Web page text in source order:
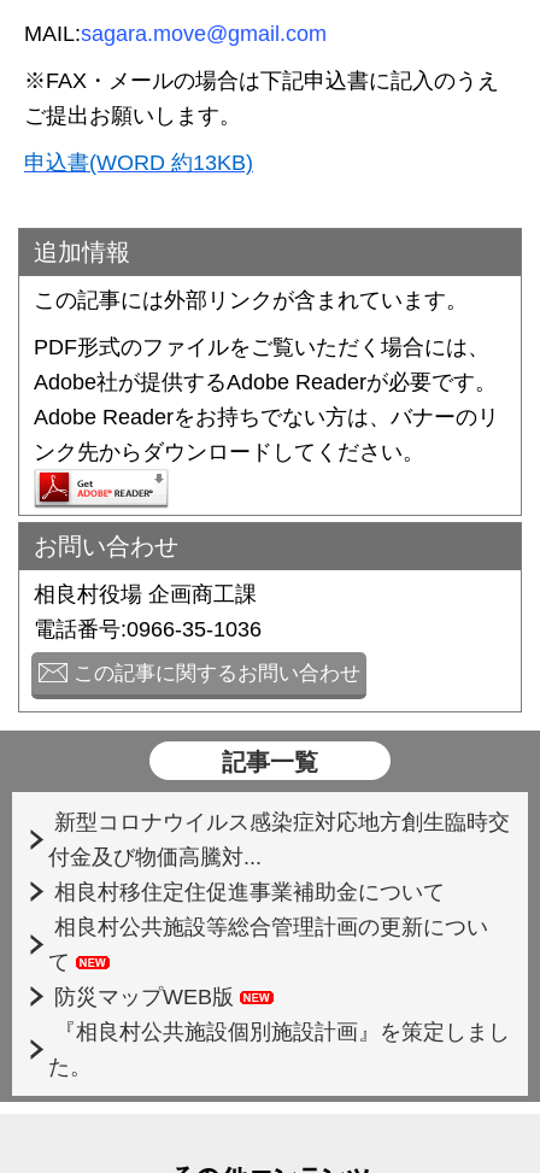
MAIL:sagara.move@gmail.com
※FAX・メールの場合は下記申込書に記入のうえ
ご提出お願いします。
申込書(WORD 約13KB)
追加情報
この記事には外部リンクが含まれています。
PDF形式のファイルをご覧いただく場合には、
Adobe社が提供するAdobe Readerが必要です。
Adobe Readerをお持ちでない方は、バナーのリ
ンク先からダウンロードしてください。
お問い合わせ
相良村役場 企画商工課
電話番号:0966-35-1036
この記事に関するお問い合わせ
記事一覧
新型コロナウイルス感染症対応地方創生臨時交
付金及び物価高騰対...
相良村移住定住促進事業補助金について
相良村公共施設等総合管理計画の更新につい
て
防災マップWEB版
『相良村公共施設個別施設計画』を策定しまし
た。